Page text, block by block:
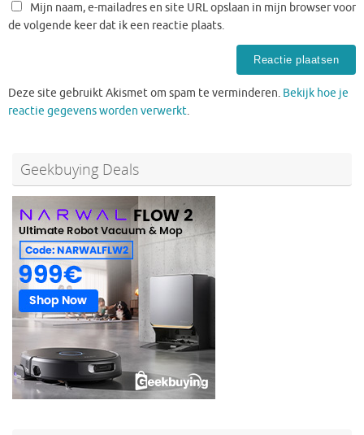
Mijn naam, e-mailadres en site URL opslaan in mijn browser voor
de volgende keer dat ik een reactie plaats.
Deze site gebruikt Akismet om spam te verminderen. Bekijk hoe je
reactie gegevens worden verwerkt.
Geekbuying Deals